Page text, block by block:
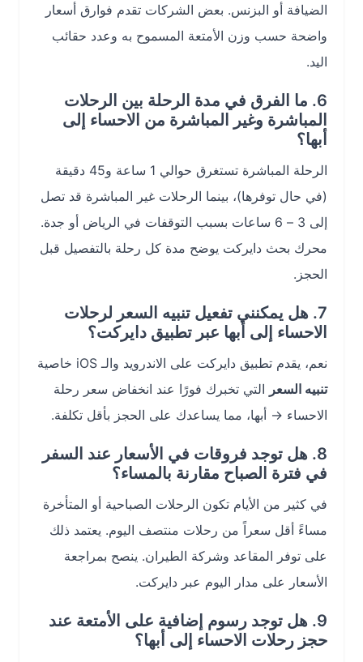
الضيافة أو البزنس. بعض الشركات تقدم فوارق أسعار
واضحة حسب وزن الأمتعة المسموح به وعدد حقائب
6. ما الفرق في مدة الرحلة بين الرحلات
المباشرة وغير المباشرة من الاحساء إلى
الرحلة المباشرة تستغرق حوالي 1 ساعة و45 دقيقة
(في حال توفرها)، بينما الرحلات غير المباشرة قد تصل
إلى 3 – 6 ساعات بسبب التوقفات في الرياض أو جدة.
محرك بحث دايركت يوضح مدة كل رحلة بالتفصيل قبل
الحجز.
7. هل يمكنني تفعيل تنبيه السعر لرحلات
الاحساء إلى أبها عبر تطبيق دايركت؟
نعم، يقدم تطبيق دايركت على الاندرويد والـ iOS خاصية
تنبيه السعر التي تخبرك فورًا عند انخفاض سعر رحلة
الاحساء → أبها، مما يساعدك على الحجز بأقل تكلفة.
8. هل توجد فروقات في الأسعار عند السفر
في فترة الصباح مقارنة بالمساء؟
في كثير من الأيام تكون الرحلات الصباحية أو المتأخرة
مساءً أقل سعراً من رحلات منتصف اليوم. يعتمد ذلك
على توفر المقاعد وشركة الطيران. ينصح بمراجعة
الأسعار على مدار اليوم عبر دايركت.
9. هل توجد رسوم إضافية على الأمتعة عند
حجز رحلات الاحساء إلى أبها؟